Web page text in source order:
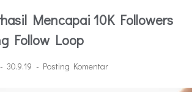
Mencapai 10K Followers
Follow Loop
30.9.19 Posting Komentar